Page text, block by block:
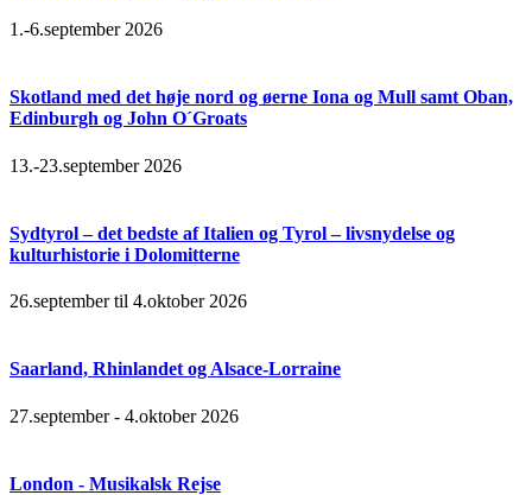
1.-6.september 2026
Skotland med det høje nord og øerne Iona og Mull samt Oban,
Edinburgh og John O´Groats
13.-23.september 2026
Sydtyrol – det bedste af Italien og Tyrol – livsnydelse og
kulturhistorie i Dolomitterne
26.september til 4.oktober 2026
Saarland, Rhinlandet og Alsace-Lorraine
27.september - 4.oktober 2026
London - Musikalsk Rejse